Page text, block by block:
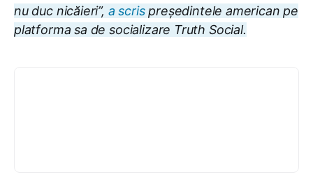
nu duc nicăieri”, a scrispreședintele american pe
platforma sa de socializare Truth Social.